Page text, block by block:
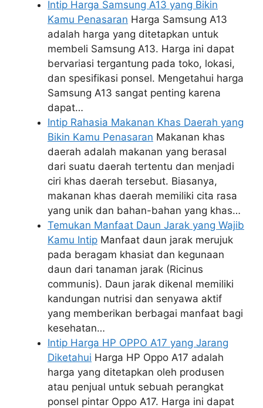
Intip Harga Samsung A13 yang Bikin
Kamu Penasaran Harga Samsung A13
adalah harga yang ditetapkan untuk
membeli Samsung A13. Harga ini dapat
bervariasi tergantung pada toko, lokasi,
dan spesifikasi ponsel. Mengetahui harga
Samsung A13 sangat penting karena
dapat…
Intip Rahasia Makanan Khas Daerah yang
Bikin Kamu Penasaran Makanan khas
daerah adalah makanan yang berasal
dari suatu daerah tertentu dan menjadi
ciri khas daerah tersebut. Biasanya,
makanan khas daerah memiliki cita rasa
yang unik dan bahan-bahan yang khas…
Temukan Manfaat Daun Jarak yang Wajib
Kamu Intip Manfaat daun jarak merujuk
pada beragam khasiat dan kegunaan
daun dari tanaman jarak (Ricinus
communis). Daun jarak dikenal memiliki
kandungan nutrisi dan senyawa aktif
yang memberikan berbagai manfaat bagi
kesehatan…
Intip Harga HP OPPO A17 yang Jarang
Diketahui Harga HP Oppo A17 adalah
harga yang ditetapkan oleh produsen
atau penjual untuk sebuah perangkat
ponsel pintar Oppo A17. Harga ini dapat